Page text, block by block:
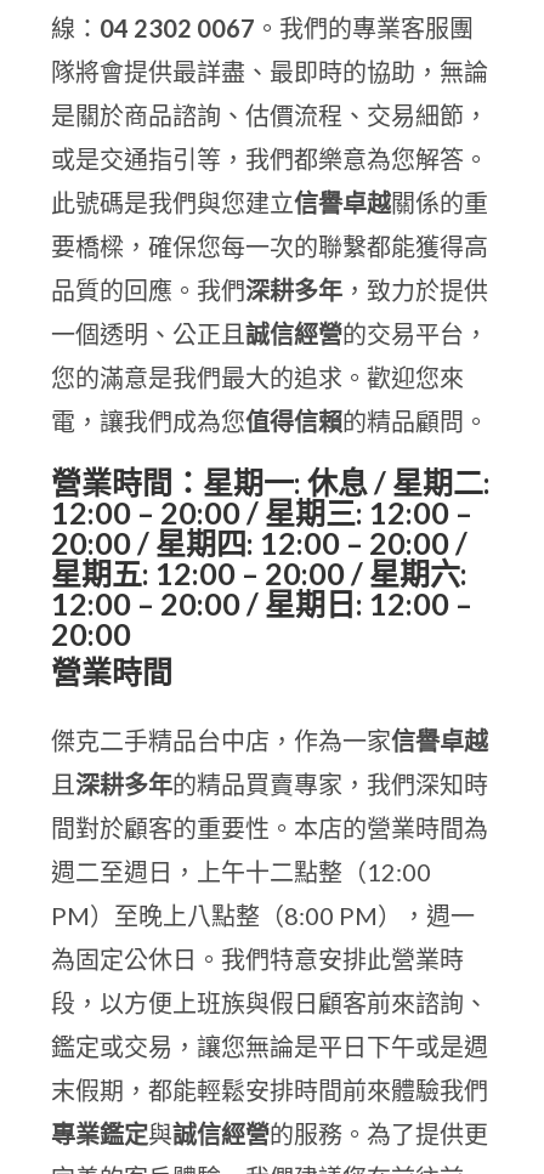
線： 04 2302 0067 。我們的專業客服團
隊將會提供最詳盡、最即時的協助，無論
是關於商品諮詢、估價流程、交易細節，
或是交通指引等，我們都樂意為您解答。
此號碼是我們與您建立信譽卓越關係的重
要橋樑，確保您每一次的聯繫都能獲得高
品質的回應。我們深耕多年 ，致力於提供
一個透明、公正且誠信經營的交易平台，
您的滿意是我們最大的追求。歡迎您來
電，讓我們成為您值得信賴的精品顧問。
營業時間：星期一: 休息 / 星期二:
12:00 – 20:00 / 星期三: 12:00 –
20:00 / 星期四: 12:00 – 20:00 /
星期五: 12:00 – 20:00 / 星期六:
12:00 – 20:00 / 星期日: 12:00 –
20:00
營業時間
傑克二手精品台中店，作為一家信譽卓越
且深耕多年的精品買賣專家，我們深知時
間對於顧客的重要性。本店的營業時間為
週二至週日，上午十二點整（12:00
PM）至晚上八點整（8:00 PM），週一
為固定公休日。我們特意安排此營業時
段，以方便上班族與假日顧客前來諮詢、
鑑定或交易，讓您無論是平日下午或是週
末假期，都能輕鬆安排時間前來體驗我們
專業鑑定與誠信經營的服務。為了提供更